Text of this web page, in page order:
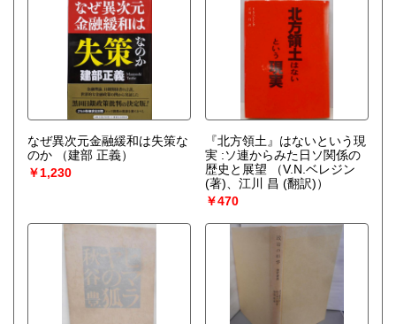
なぜ異次元金融緩和は失策な
のか
（建部 正義）
￥1,230
『北方領土』はないという現
実 :ソ連からみた日ソ関係の
歴史と展望
（V.N.ベレジン
(著)、江川 昌 (翻訳)）
￥470